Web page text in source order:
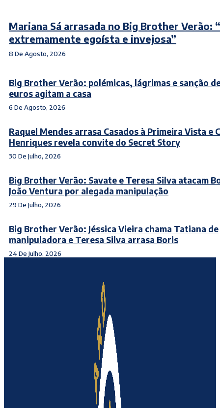
Mariana Sá arrasada no Big Brother Verão:
extremamente egoísta e invejosa”
8 De Agosto, 2026
Big Brother Verão: polémicas, lágrimas e sanção
euros agitam a casa
6 De Agosto, 2026
Raquel Mendes arrasa Casados à Primeira Vista e
Henriques revela convite do Secret Story
30 De Julho, 2026
Big Brother Verão: Savate e Teresa Silva atacam
João Ventura por alegada manipulação
29 De Julho, 2026
Big Brother Verão: Jéssica Vieira chama Tatiana de
manipuladora e Teresa Silva arrasa Boris
24 De Julho, 2026